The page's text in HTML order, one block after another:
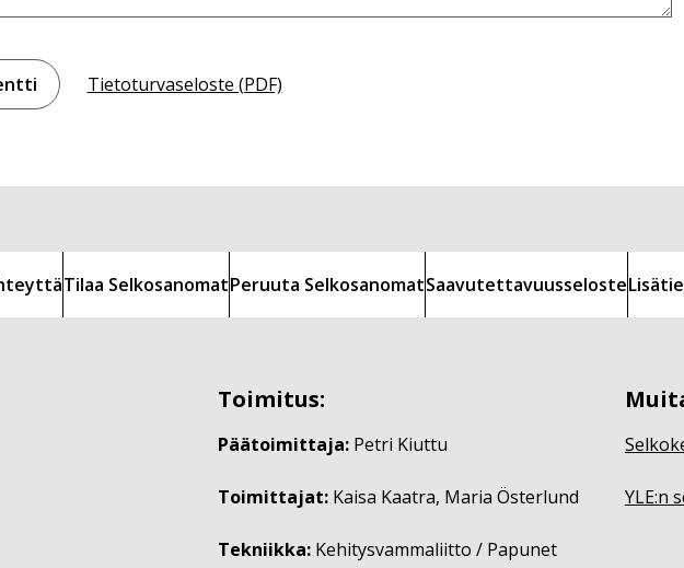
Tietoturvaseloste (PDF)
Tilaa SelkosanomatPeruuta SelkosanomatSaavutettavuusseloste
Toimitus:
Päätoimittaja: Petri Kiuttu
Toimittajat: Kaisa Kaatra, Maria Österlund
Tekniikka: Kehitysvammaliitto / Papunet
YLE:n